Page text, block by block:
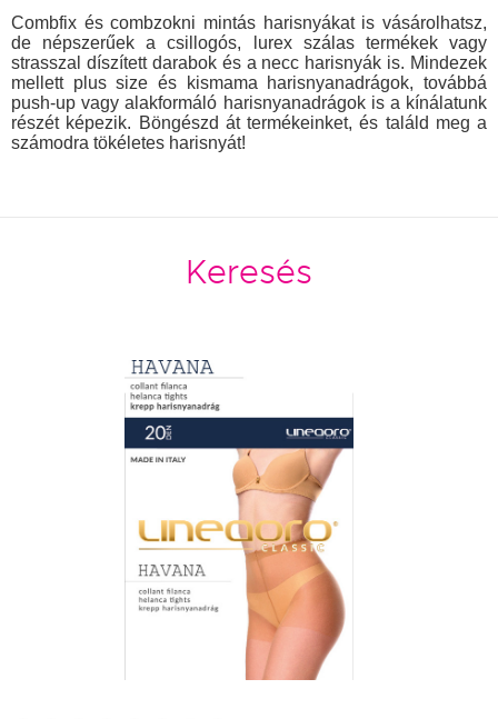
Combfix és combzokni mintás harisnyákat is vásárolhatsz,
de népszerűek a csillogós, lurex szálas termékek vagy
strasszal díszített darabok és a necc harisnyák is. Mindezek
mellett plus size és kismama harisnyanadrágok, továbbá
push-up vagy alakformáló harisnyanadrágok is a kínálatunk
részét képezik. Böngészd át termékeinket, és találd meg a
számodra tökéletes harisnyát!
Keresés